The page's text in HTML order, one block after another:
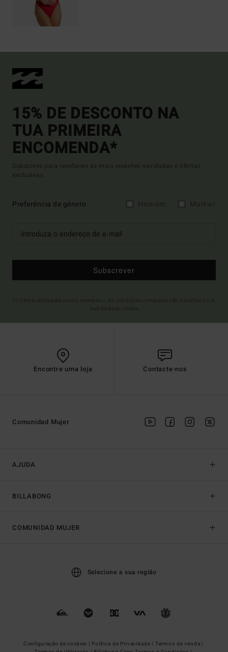
15% DE DESCONTO NA
TUA PRIMEIRA
ENCOMENDA*
Subscreve para receberes as mais recentes novidades e ofertas
exclusivas.
Preferência de género
Subscrever
Encontre uma loja Contacte-nos
AJUDA
BILLABONG
Comunidad Mujer
COMUNIDAD MUJER
Selecione a sua região
Configuração de cookies | Política de Privacidade | Termos de venda |